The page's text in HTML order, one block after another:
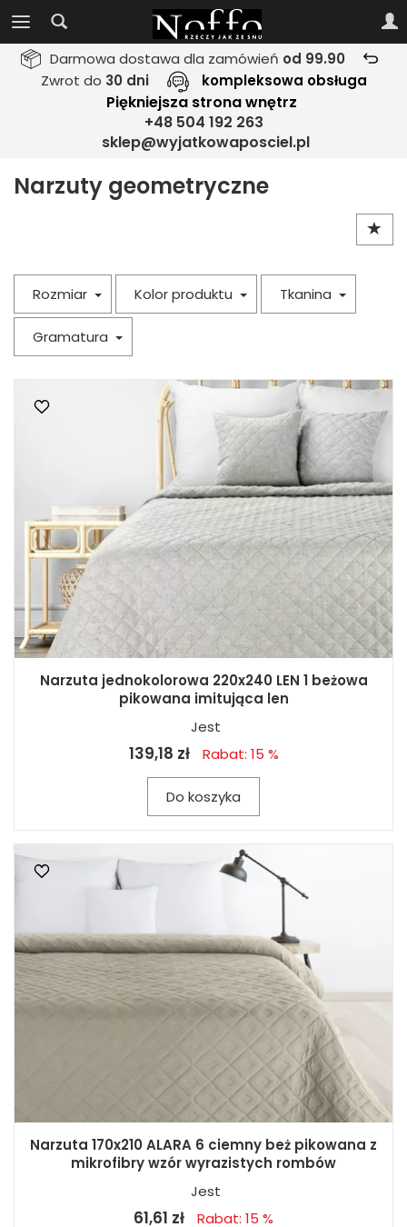
Darmowa dostawa dla zamówień od 99.90
Zwrot do 30 dni kompleksowa obsługa
Piękniejsza strona wnętrz
+48 504 192 263
sklep@wyjatkowaposciel.pl
Narzuty geometryczne
Rozmiar Kolor produktu Tkanina
Gramatura
Narzuta jednokolorowa 220x240 LEN 1 beżowa
pikowana imitująca len
Jest
139,18 zł Rabat: 15 %
Do koszyka
Narzuta 170x210 ALARA 6 ciemny beż pikowana z
mikrofibry wzór wyrazistych rombów
Jest
61,61 zł Rabat: 15 %